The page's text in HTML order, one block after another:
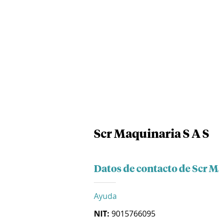
Scr Maquinaria S A S
Datos de contacto de Scr
Ayuda
NIT: 9015766095